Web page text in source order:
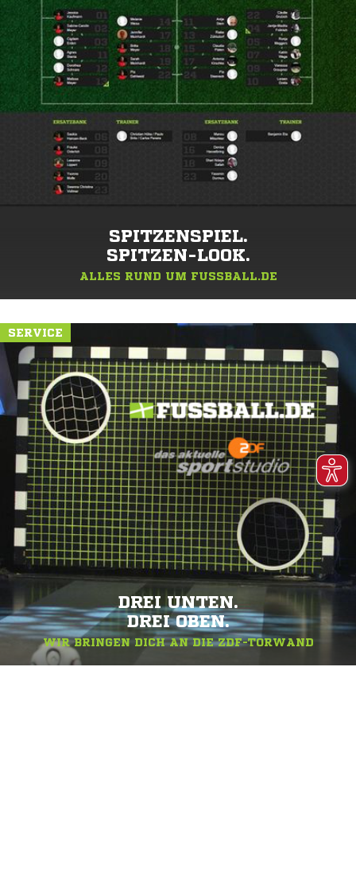
SPITZENSPIEL.
SPITZEN-LOOK.
ALLES RUND UM FUSSBALL.DE
SERVICE
DREI UNTEN.
DREI OBEN.
WIR BRINGEN DICH AN DIE ZDF-TORWAND